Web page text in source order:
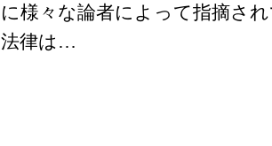
に様々な論者によって指摘さ
法律は…